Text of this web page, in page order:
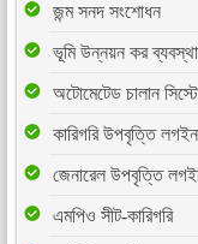
জন্ম সনদ সংশোধন
ভূমি উন্নয়ন কর
অটোমেটেড চালান
কারিগরি উপবৃত্তি লগইন
জেনারেল উপবৃত্তি
এমপিও সীট-কারিগরি